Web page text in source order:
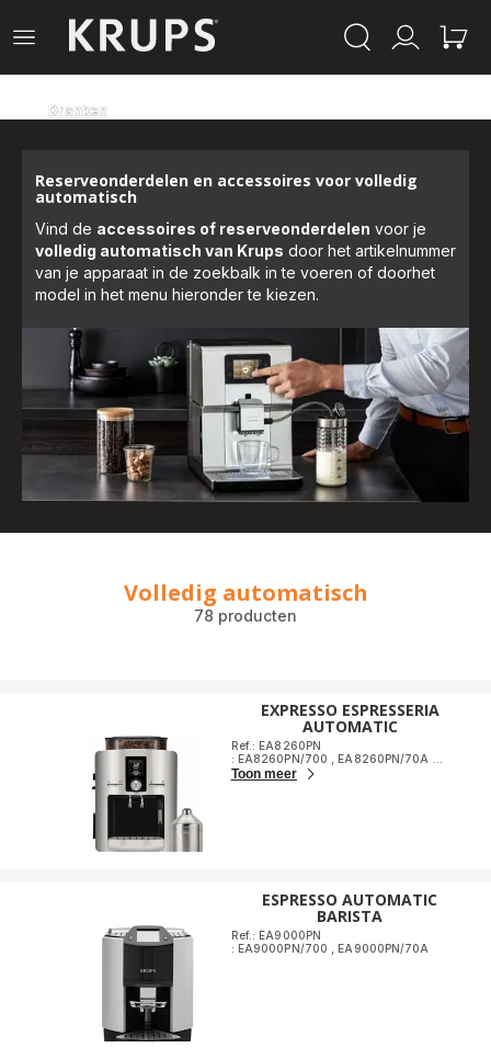
Mijn
Mijn
Open
Dranken
Reserveonderdelen en accessoires voor volledig
automatisch
Vind de accessoires of reserveonderdelen voor je
volledig automatisch van Krups door het artikelnummer
van je apparaat in de zoekbalk in te voeren of doorhet
model in het menu hieronder te kiezen.
Volledig automatisch
78 producten
EXPRESSO ESPRESSERIA
AUTOMATIC
Ref.: EA8260PN
: EA8260PN/700
,EA8260PN/70A
Toon meer
ESPRESSO AUTOMATIC
BARISTA
Ref.: EA9000PN
: EA9000PN/700
,EA9000PN/70A